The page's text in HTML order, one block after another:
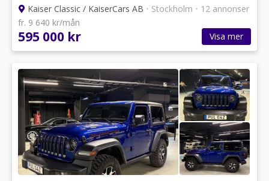
Kaiser Classic / KaiserCars AB • Stockholm • 12 annonser
fr. 9 640 kr/mån
595 000 kr Visa mer